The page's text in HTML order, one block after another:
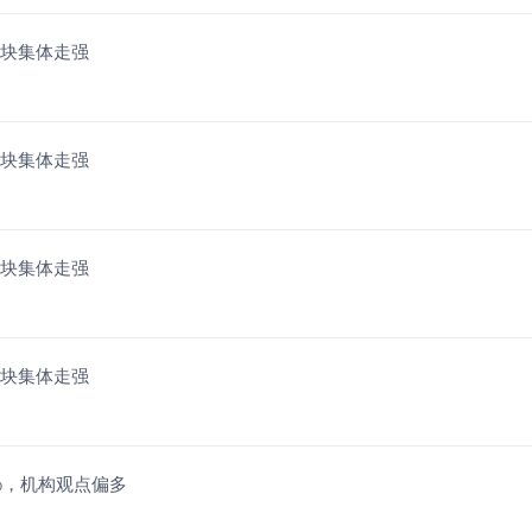
集体走强
集体走强
集体走强
集体走强
机构观点偏多